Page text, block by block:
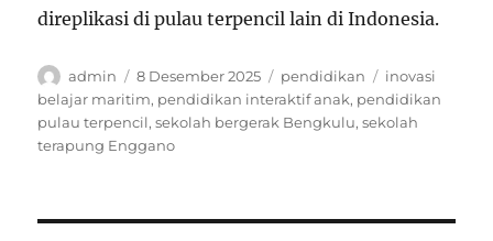
direplikasi di pulau terpencil lain di Indonesia.
Author
admin
Posted
on
8 Desember 2025 Categories
pendidikan Tags
inovasi
belajar maritim, pendidikan interaktif anak, pendidikan
pulau terpencil,sekolah bergerak Bengkulu,sekolah
terapung Enggano